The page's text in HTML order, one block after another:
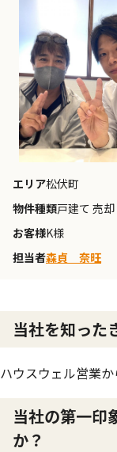
エリア松伏町
物件種類戸建て 売却
お客様K様
担当者森貞 奈旺
当社を知った
ハウスウェル営業
当社の第一印
か？